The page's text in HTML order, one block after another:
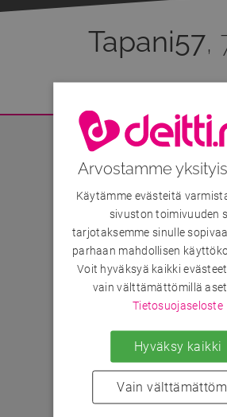
Tapani57,
Mainoskatko
Arvostamme
Käytämme evästeitä
sivuston toimivuuden
tarjotaksemme sinulle
parhaan mahdollisen
Voit hyväksyä kaikki
vain välttämättömillä
Tietosuojaseloste
Hyväksy kaikki
Vain